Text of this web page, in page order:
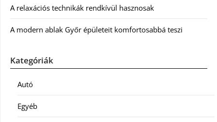
A relaxációs technikák rendkívül hasznosak
A modern ablak Győr épületeit komfortosabbá teszi
Kategóriák
Autó
Egyéb